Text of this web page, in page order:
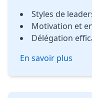
Styles de
Motivation et
Délégation
En savoir plus